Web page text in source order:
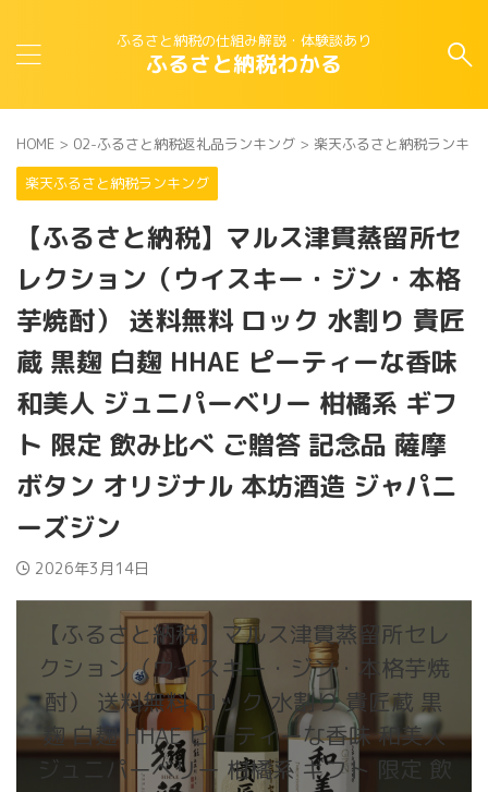
ふるさと納税の仕組み解説・体験談あり
ふるさと納税わかる
HOME > 02-ふるさと納税返礼品ランキング > 楽天ふるさと納税ランキン
楽天ふるさと納税ランキング
【ふるさと納税】マルス津貫蒸留所セ
レクション（ウイスキー・ジン・本格
芋焼酎） 送料無料 ロック 水割り 貴匠
蔵 黒麹 白麹 HHAE ピーティーな香味
和美人 ジュニパーベリー 柑橘系 ギフ
ト 限定 飲み比べ ご贈答 記念品 薩摩
ボタン オリジナル 本坊酒造 ジャパニ
ーズジン
2026年3月14日
【ふるさと納税】マルス津貫蒸留所セレ
クション（ウイスキー・ジン・本格芋焼
酎） 送料無料 ロック 水割り 貴匠蔵 黒
麹 白麹 HHAE ピーティーな香味 和美人
ジュニパーベリー 柑橘系 ギフト 限定 飲